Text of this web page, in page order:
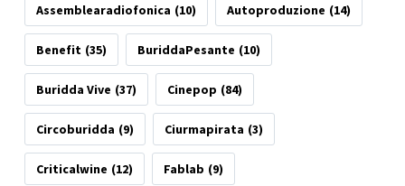
Assemblearadiofonica (10) Autoproduzione (14)
Benefit (35) BuriddaPesante (10)
Buridda Vive (37) Cinepop (84)
Circoburidda (9) Ciurmapirata (3)
Criticalwine (12) Fablab (9)